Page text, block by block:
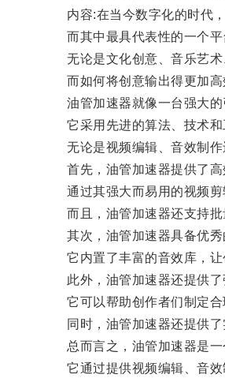
内容:在当今数字化的时代，
而其中最具代表性的一个平
无论是文化创意、音乐艺术
而如何将创意输出得更加高
油管加速器就像一台强大的
它采用先进的算法、技术和
无论是视频编辑、音效制作
首先，油管加速器提供了高
通过其强大而易用的视频剪
而且，油管加速器还支持批
其次，油管加速器具备优秀
它内置了丰富的音效库，让
此外，油管加速器还提供了
它可以帮助创作者们制定合
同时，油管加速器还提供了
总而言之，油管加速器是一
它通过提供视频编辑、音效